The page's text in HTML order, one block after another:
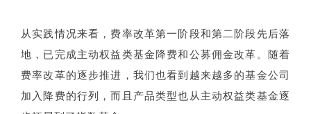
从实践情况来看，费率改革第一阶段和第二阶段先后落
地，已完成主动权益类基金降费和公募佣金改革。随着
费率改革的逐步推进，我们也看到越来越多的基金公司
加入降费的行列，而且产品类型也从主动权益类基金逐